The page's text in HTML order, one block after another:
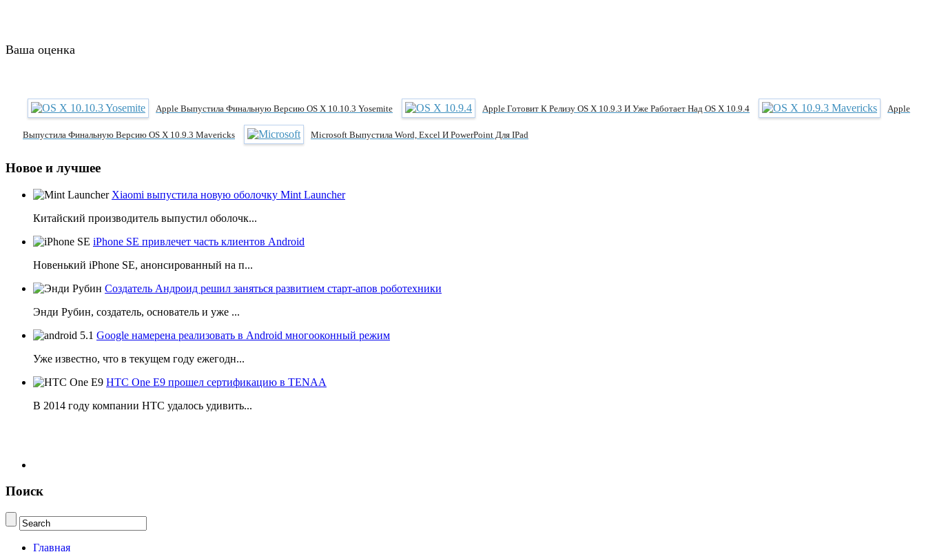
Ваша оценка
Apple Выпустила Финальную Версию OS X 10.10.3 Yosemite Apple Готовит К Релизу OS X 10.9.3 И Уже Работает Над OS X 10.9.4 Apple
Выпустила Финальную Версию OS X 10.9.3 Mavericks Microsoft Выпустила Word, Excel И PowerPoint Для IPad
Новое и лучшее
Xiaomi выпустила новую оболочку Mint Launcher
Китайский производитель выпустил оболочк...
iPhone SE привлечет часть клиентов Android
Новенький iPhone SE, анонсированный на п...
Создатель Андроид решил заняться развитием старт-апов роботехники
Энди Рубин, создатель, основатель и уже ...
Google намерена реализовать в Android многооконный режим
Уже известно, что в текущем году ежегодн...
HTC One E9 прошел сертификацию в TENAA
В 2014 году компании НТС удалось удивить...
Поиск
Главная